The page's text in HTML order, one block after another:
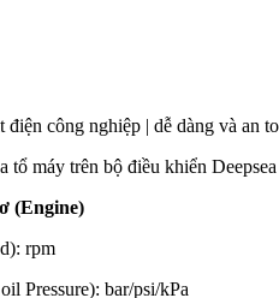
tổ máy trên bộ điều khiển Deepsea
(Engine)
rpm
Pressure): bar/psi/kPa